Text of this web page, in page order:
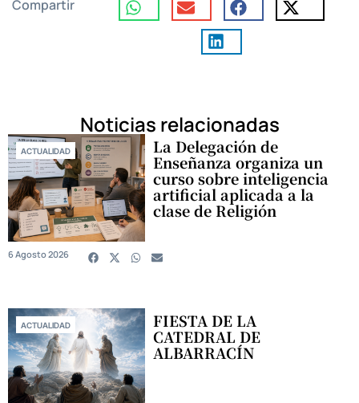
Compartir
Noticias relacionadas
ACTUALIDAD La Delegación de
Enseñanza organiza un
curso sobre inteligencia
artificial aplicada a la
clase de Religión
6 Agosto 2026
ACTUALIDAD FIESTA DE LA
CATEDRAL DE
ALBARRACÍN